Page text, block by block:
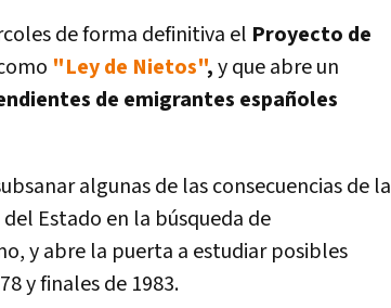
de forma definitiva el Proyecto de
"Ley de Nietos",y que abre un
de emigrantes españoles
algunas de las consecuencias de la
Estado en la búsqueda de
y abre la puerta a estudiar posibles
y finales de 1983.